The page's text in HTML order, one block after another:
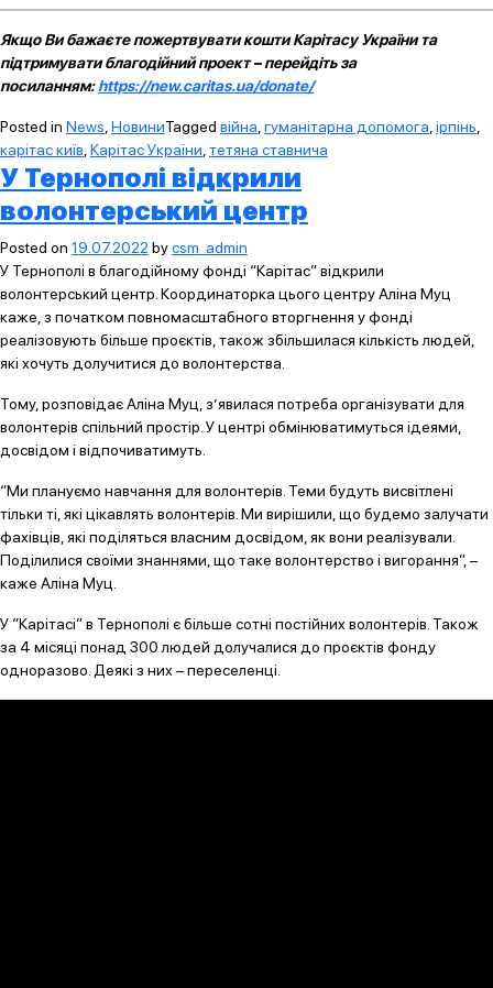
Якщо Ви бажаєте пожертвувати кошти Карітасу України та
підтримувати благодійний проект – перейдіть за
посиланням:https://new.caritas.ua/donate/
Posted in News НовиниTagged війна гуманітарна допомога ірпінь
карітас київ Карітас України тетяна ставнича
У Тернополі відкрили
волонтерський центр
Posted on 19.07.2022 bycsm_admin
У Тернополі в благодійному фонді “Карітас” відкрили
волонтерський центр. Координаторка цього центру Аліна Муц
каже, з початком повномасштабного вторгнення у фонді
реалізовують більше проєктів, також збільшилася кількість людей,
які хочуть долучитися до волонтерства.
Тому, розповідає Аліна Муц, з’явилася потреба організувати для
волонтерів спільний простір. У центрі обмінюватимуться ідеями,
досвідом і відпочиватимуть.
“Ми плануємо навчання для волонтерів. Теми будуть висвітлені
тільки ті, які цікавлять волонтерів. Ми вирішили, що будемо залучати
фахівців, які поділяться власним досвідом, як вони реалізували.
Поділилися своїми знаннями, що таке волонтерство і вигорання”, –
каже Аліна Муц.
У “Карітасі” в Тернополі є більше сотні постійних волонтерів. Також
за 4 місяці понад 300 людей долучалися до проєктів фонду
одноразово. Деякі з них – переселенці.